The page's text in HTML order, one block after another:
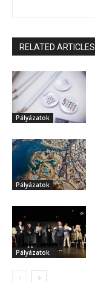
RELATED ARTICLES
Pályázatok
Pályázatok
Pályázatok